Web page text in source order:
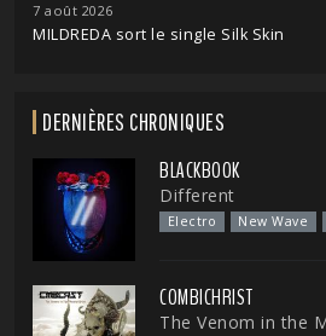
7 août 2026
MILDREDA sort le single Silk Skin
DERNIÈRES CHRONIQUES
BLACKBOOK
Different
Electro New Wave
COMBICHRIST
The Venom in the